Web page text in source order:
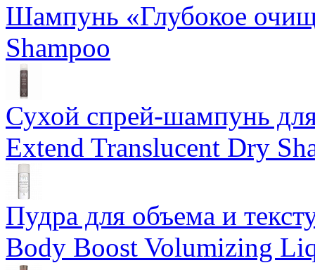
Шампунь «Глубокое
Shampoo
Сухой спрей-шампунь
Extend Translucent Dry
Пудра для объема и
Body Boost Volumizing